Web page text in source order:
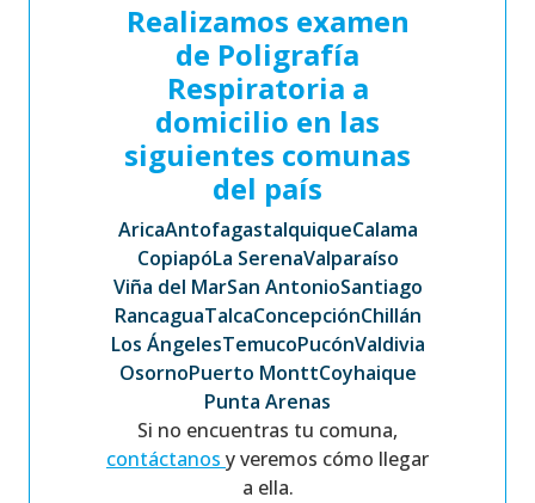
Realizamos examen
de Poligrafía
Respiratoria a
domicilio en las
siguientes comunas
del país
AricaAntofagastaIquiqueCalama
CopiapóLa SerenaValparaíso
Viña del MarSan AntonioSantiago
RancaguaTalcaConcepciónChillán
Los ÁngelesTemucoPucónValdivia
OsornoPuerto MonttCoyhaique
Punta Arenas
Si no encuentras tu comuna,
contáctanos y veremos cómo llegar
a ella.